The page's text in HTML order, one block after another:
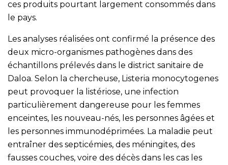
ces produits pourtant largement consommés dans
le pays.
Les analyses réalisées ont confirmé la présence des
deux micro-organismes pathogènes dans des
échantillons prélevés dans le district sanitaire de
Daloa. Selon la chercheuse, Listeria monocytogenes
peut provoquer la listériose, une infection
particulièrement dangereuse pour les femmes
enceintes, les nouveau-nés, les personnes âgées et
les personnes immunodéprimées. La maladie peut
entraîner des septicémies, des méningites, des
fausses couches, voire des décès dans les cas les